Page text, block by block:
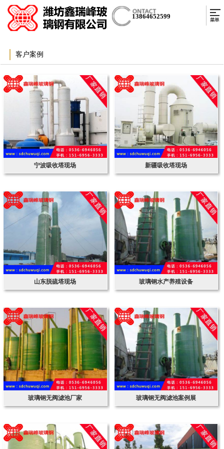
13864652599
客户案例
宁波吸收塔现场 新疆吸收塔现场
山东脱硫塔现场 玻璃钢水产养殖设备
玻璃钢无阀滤池厂家 玻璃钢无阀滤池案例展